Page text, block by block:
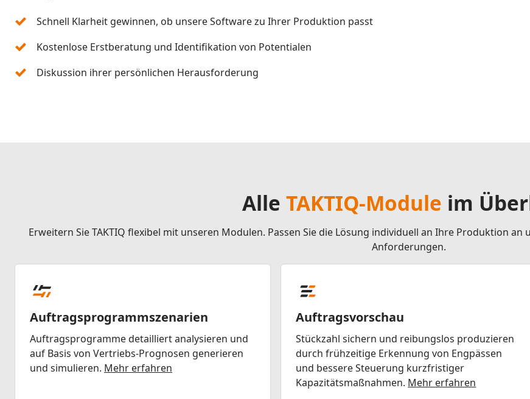
Schnell Klarheit gewinnen, ob unsere Software zu Ihrer Produktion passt
Kostenlose Erstberatung und Identifikation von Potentialen
Diskussion ihrer persönlichen Herausforderung
Alle TAKTIQ-Module im
Erweitern Sie TAKTIQ flexibel mit unseren Modulen. Passen Sie die Lösung individuell an Ihre Produktion
Anforderungen.
Auftragsprogrammszenarien
Auftragsprogramme detailliert analysieren und
auf Basis von Vertriebs-Prognosen generieren
und simulieren. Mehr erfahren
Auftragsvorschau
Stückzahl sichern und reibungslos produzieren
durch frühzeitige Erkennung von Engpässen
und bessere Steuerung kurzfristiger
Kapazitätsmaßnahmen. Mehr erfahren